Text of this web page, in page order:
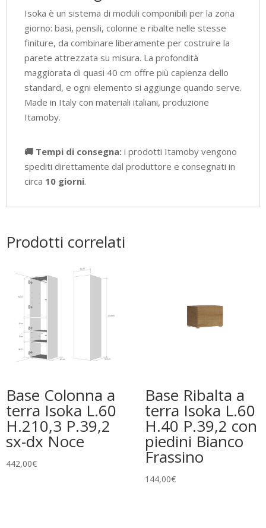
Isoka è un sistema di moduli componibili per la zona
giorno: basi, pensili, colonne e ribalte nelle stesse
finiture, da combinare liberamente per costruire la
parete attrezzata su misura. La profondità
maggiorata di quasi 40 cm offre più capienza dello
standard, e ogni elemento si aggiunge quando serve.
Made in Italy con materiali italiani, produzione
Itamoby.
🚚 Tempi di consegna: i prodotti Itamoby vengono
spediti direttamente dal produttore e consegnati in
circa 10 giorni.
Prodotti correlati
Base Colonna a
terra Isoka L.60
H.210,3 P.39,2
sx-dx Noce
442,00€
Base Ribalta a
terra Isoka L.60
H.40 P.39,2 con
piedini Bianco
Frassino
144,00€